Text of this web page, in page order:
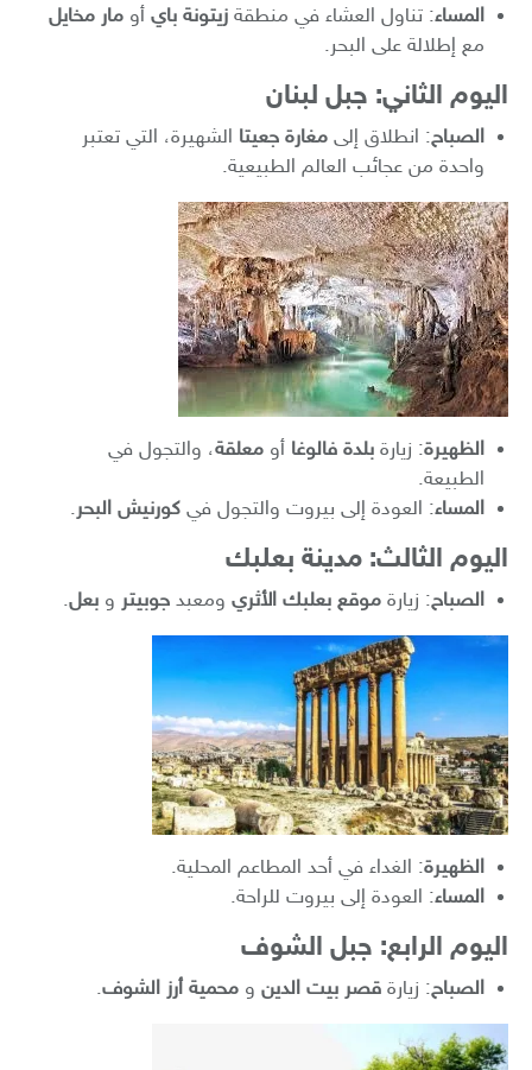
المساء: تناول العشاء في منطقة زيتونة باي أو مار مخايل
مع إطلالة على البحر.
اليوم الثاني: جبل لبنان
الصباح: انطلاق إلى مغارة جعيتا الشهيرة، التي تعتبر
واحدة من عجائب العالم الطبيعية.
الظهيرة: زيارة بلدة فالوغا أو معلقة، والتجول في
الطبيعة.
المساء: العودة إلى بيروت والتجول في كورنيش البحر.
اليوم الثالث: مدينة بعلبك
الصباح: زيارة موقع بعلبك الأثري ومعبد جوبيتر و بعل.
الظهيرة: الغداء في أحد المطاعم المحلية.
المساء: العودة إلى بيروت للراحة.
اليوم الرابع: جبل الشوف
الصباح: زيارة قصر بيت الدين و محمية أرز الشوف.